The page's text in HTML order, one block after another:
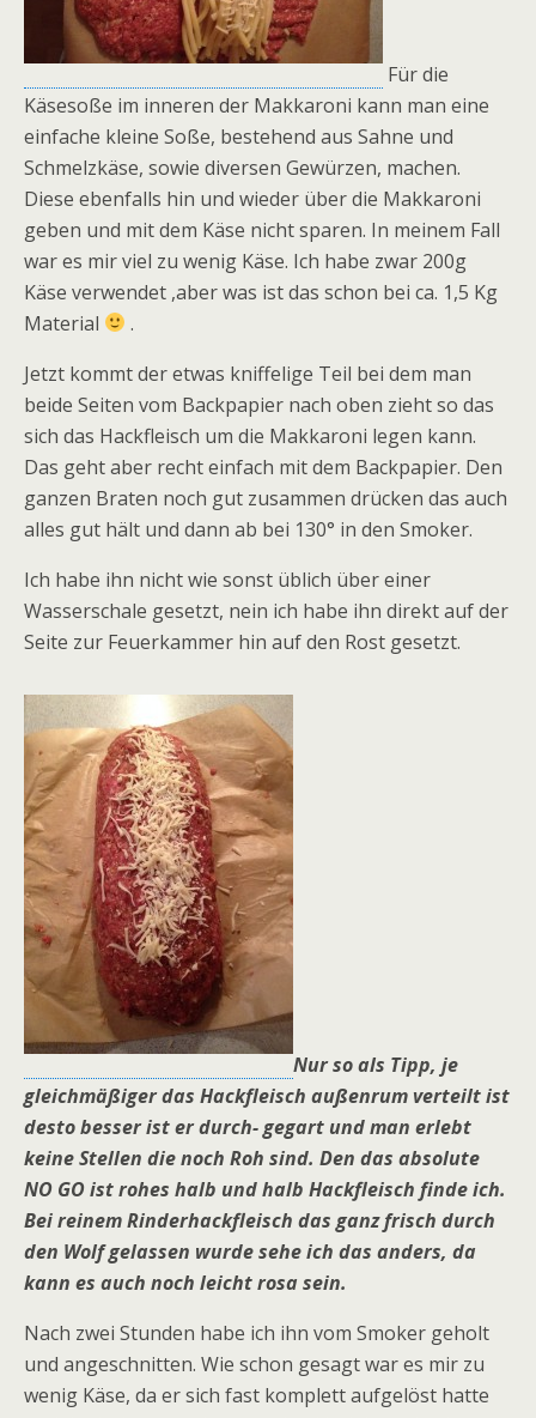
Für die
Käsesoße im inneren der Makkaroni kann man eine
einfache kleine Soße, bestehend aus Sahne und
Schmelzkäse, sowie diversen Gewürzen, machen.
Diese ebenfalls hin und wieder über die Makkaroni
geben und mit dem Käse nicht sparen. In meinem Fall
war es mir viel zu wenig Käse. Ich habe zwar 200g
Käse verwendet ,aber was ist das schon bei ca. 1,5 Kg
Material
.
Jetzt kommt der etwas kniffelige Teil bei dem man
beide Seiten vom Backpapier nach oben zieht so das
sich das Hackfleisch um die Makkaroni legen kann.
Das geht aber recht einfach mit dem Backpapier. Den
ganzen Braten noch gut zusammen drücken das auch
alles gut hält und dann ab bei 130° in den Smoker.
Ich habe ihn nicht wie sonst üblich über einer
Wasserschale gesetzt, nein ich habe ihn direkt auf der
Seite zur Feuerkammer hin auf den Rost gesetzt.
Nur so als Tipp, je
gleichmäßiger das Hackfleisch außenrum verteilt ist
desto besser ist er durch- gegart und man erlebt
keine Stellen die noch Roh sind. Den das absolute
NO GO ist rohes halb und halb Hackfleisch finde ich.
Bei reinem Rinderhackfleisch das ganz frisch durch
den Wolf gelassen wurde sehe ich das anders, da
kann es auch noch leicht rosa sein.
Nach zwei Stunden habe ich ihn vom Smoker geholt
und angeschnitten. Wie schon gesagt war es mir zu
wenig Käse, da er sich fast komplett aufgelöst hatte